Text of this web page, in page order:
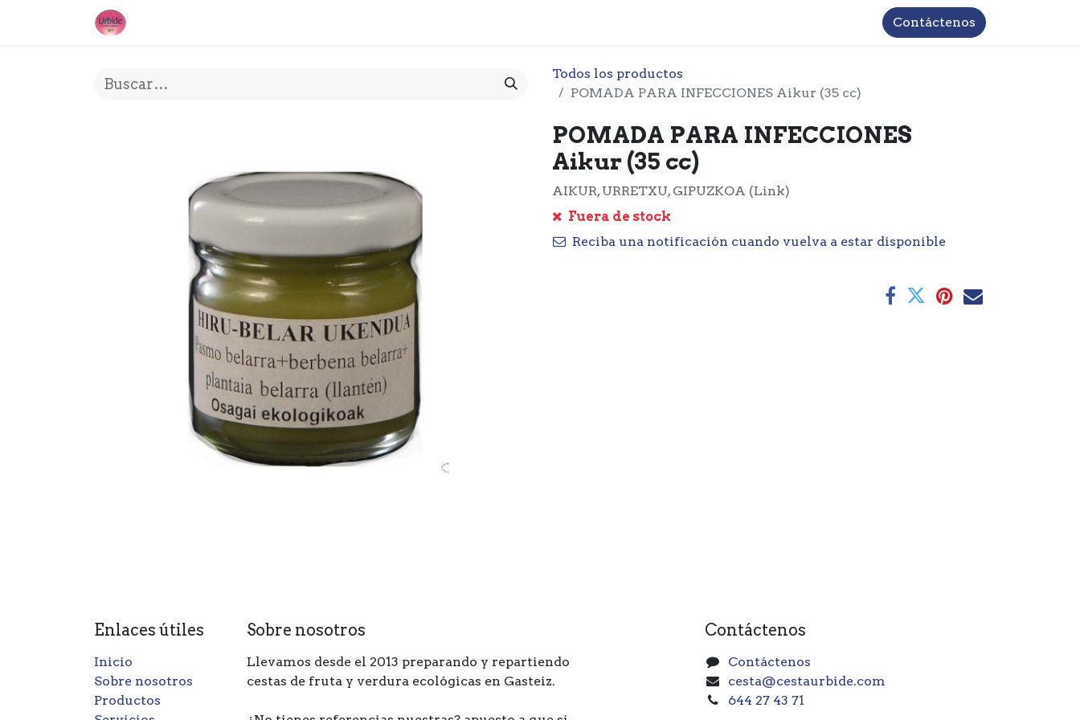
INFORMACIÓN BASICA LOPD
Contáctenos
Todos los productos
POMADA PARA INFECCIONES Aikur (35 cc)
POMADA PARA INFECCIONES
Aikur (35 cc)
AIKUR, URRETXU, GIPUZKOA (Link)
Fuera de stock
Reciba una notificación cuando vuelva a estar disponible
Enlaces útiles
Inicio
Sobre nosotros
Productos
Sobre nosotros
Llevamos desde el 2013 preparando y repartiendo
cestas de fruta y verdura ecológicas en Gasteiz.
Contáctenos
Contáctenos
cesta@cestaurbide.com
644 27 43 71